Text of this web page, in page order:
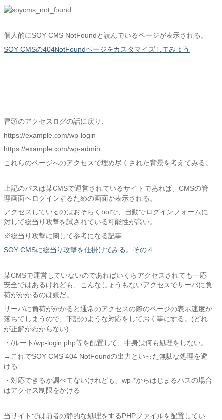
個人的にSOY CMS NotFoundと読んでいるページが表示される。
SOY CMSの404NotFoundページをカスタマイズしてみよう
冒頭のアクセスログの話に戻り、
https://example.com/wp-login
https://example.com/wp-admin
これらのページへのアクセスで埋め尽くされた背景を考えてみる。
上記のパスは某CMSで運営されているサイトであれば、CMSの管
理画面へログインするための画面が表示される。
アクセスしているのはおそらくbotで、自動でログインフォームに
対して総当り攻撃を試されている可能性が高い。
※総当り攻撃に関して参考になる記事
SOY CMSに総当り攻撃を仕掛けてみる。その４
某CMSで運営していないのであればいくらアクセスされても一応
安全ではあるけれども、こんなしょうもないアクセスでサーバに負
荷がかかるのは嫌だ。
サーバに負荷がかかると通常のアクセスの際のページの表示速度が
落ちてしまうので、下記のような対応をしておく事にする。(どれ
が正解かわからない)
・/ルート/wp-login.php等を配置して、中身は何も処理をしない。
→これでSOY CMS 404 NotFoundの出力といった無駄な処理を避
ける
・対応できるか調べてないけれども、wp-*からはじまるパスの場合
はアクセス制限をかける
当サイトでは前者の静的な処理をするPHPファイルを配置してい